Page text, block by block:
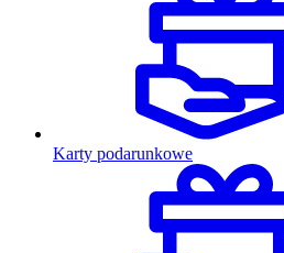
Karty podarunkowe